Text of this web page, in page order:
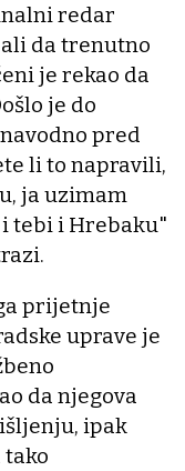
redar
da trenutno
je rekao da
je do
pred
li to napravili,
ja uzimam
tebi i Hrebaku"
prijetnje
uprave je
da njegova
ipak